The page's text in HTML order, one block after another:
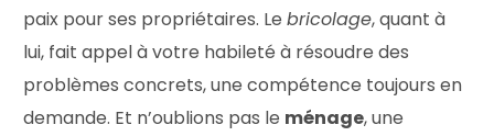
paix pour ses propriétaires. Lebricolage, quant à
lui, fait appel à votre habileté à résoudre des
problèmes concrets, une compétence toujours en
demande. Et n’oublions pas le ménage, une